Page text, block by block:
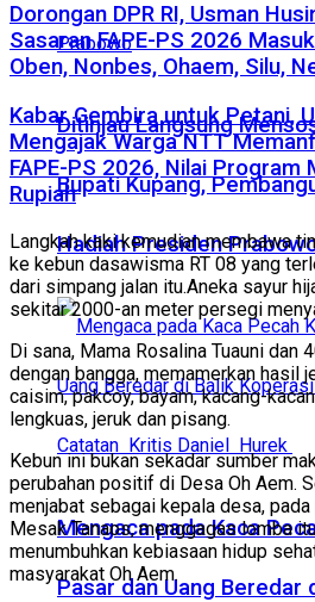
Ditinjau Langsung
Bupati Kupang,
Hadiah Presiden
Mengaca pada Kaca
Pasar dan Uang Beredar
Dorongan DPR RI, Usman
Sasaran FAPE-PS 2026
Oben, Nonbes, Ohaem, Silu,
Kabar Gembira untuk Petani,
Mengajak Warga NTT
FAPE-PS 2026, Nilai Program
Rupiah
Langkah kaki kemudian membawa
ke kebun dasawisma RT 08 yang
dari simpang jalan itu.Aneka sayur
sekitar 2000-an meter persegi
Di sana, Mama Rosalina Tuauni dan
dengan bangga, memamerkan hasil
caisim, pakcoy, bayam, kacang-
lengkuas, jeruk dan pisang.
Kebun ini bukan sekadar sumber
perubahan positif di Desa Oh Aem.
menjabat sebagai kepala desa,
Mesak Tanaos, menggagas lomba
menumbuhkan kebiasaan hidup
masyarakat Oh Aem.